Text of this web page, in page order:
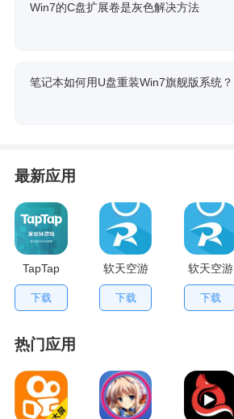
Win7的C盘扩展卷是灰色解决方法
笔记本如何用U盘重装Win7旗舰版系统？
最新应用
TapTap
V2.84.0
手机版
下载
软天空游
戏盒应用
下载
软天空游
戏大全
App
下载
热门应用